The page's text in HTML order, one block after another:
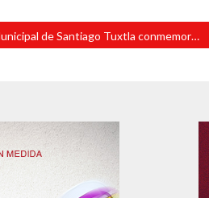
Presidente Municipal de Santiago Tuxtla conmemoró el CIII Aniversario de la Promulgación de la Constitución Política